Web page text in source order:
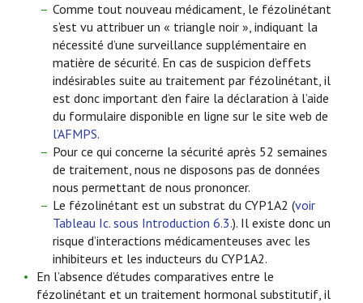
Comme tout nouveau médicament, le fézolinétant
s’est vu attribuer un « triangle noir », indiquant la
nécessité d’une surveillance supplémentaire en
matière de sécurité. En cas de suspicion d’effets
indésirables suite au traitement par fézolinétant, il
est donc important d’en faire la déclaration à l’aide
du formulaire disponible en ligne sur le site web de
l’AFMPS.
Pour ce qui concerne la sécurité après 52 semaines
de traitement, nous ne disposons pas de données
nous permettant de nous prononcer.
Le fézolinétant est un substrat du CYP1A2 (voir
Tableau Ic. sous Introduction 6.3.). Il existe donc un
risque d’interactions médicamenteuses avec les
inhibiteurs et les inducteurs du CYP1A2.
En l’absence d’études comparatives entre le
fézolinétant et un traitement hormonal substitutif, il